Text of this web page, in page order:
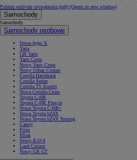
Pobierz politykę prywatności (pdf) (Opens in new window)
Samochody
Samochody
Samochody osobowe
Nowe Aygo X
Yaris
GR Yaris
Yaris Cross
Nowy Yaris Cross
Nowy Urban Cruiser
Corolla Hatchback
Corolla Sedan
Corolla TS Kombi
Nowa Corolla Cross
Toyota C-HR
Toyota C-HR Plug-in
Nowa Toyota C-HR+
Nowa Toyota bZ4X
Nowa Toyota bZ4X Touring
Camry
Prius
Mirai
Nowy RAV4
Land Cruiser
Nowy GR GT